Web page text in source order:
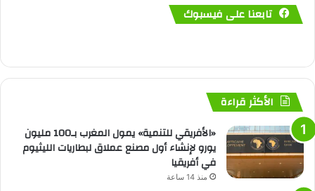
تابعنا على فيسبوك
الأكثر قراءة
«الأفريقي للتنمية» يمول المغرب بـ100 مليون
يورو لإنشاء أول مصنع عملاق لبطاريات الليثيوم
في أفريقيا
منذ 14 ساعة